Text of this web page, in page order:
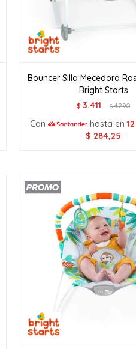
Bouncer Silla Mecedora
Bright Starts
$ 3.411 $4.290
Con hasta en12
$ 284,25